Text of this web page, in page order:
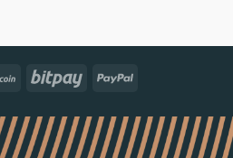
BitCoin Bitpay PayPal